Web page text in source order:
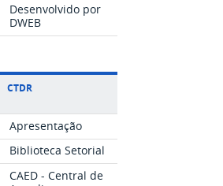
Desenvolvido por
DWEB
CTDR
Apresentação
Biblioteca Setorial
CAED - Central de